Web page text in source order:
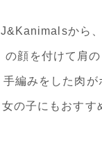
J&Kanimalsから
の顔を付けて肩
手編みをした肉
女の子にもおすす